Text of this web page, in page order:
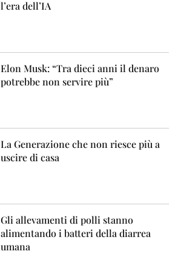
l’era dell’IA
Elon Musk: “Tra dieci anni il denaro
potrebbe non servire più”
La Generazione che non riesce più a
uscire di casa
Gli allevamenti di polli stanno
alimentando i batteri della diarrea
umana